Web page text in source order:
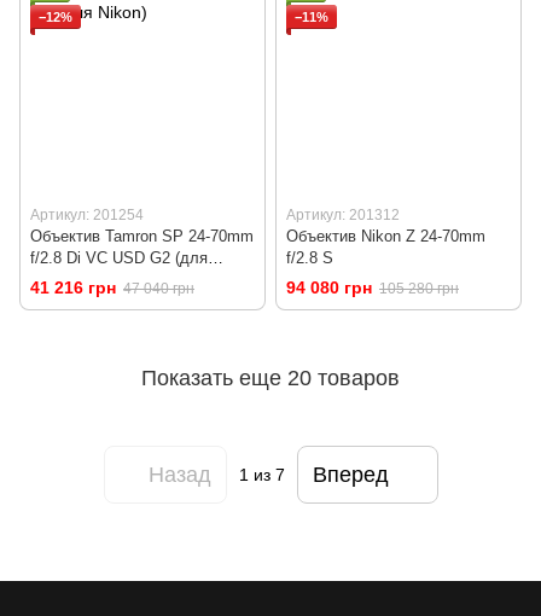
−12%
Артикул: 201254
Объектив Tamron SP 24-70mm
f/2.8 Di VC USD G2 (для
Nikon)
41 216 грн 47 040 грн
−11%
Артикул: 201312
Объектив Nikon Z 24-70mm
f/2.8 S
94 080 грн 105 280 грн
Показать еще 20 товаров
Назад 1из 7 Вперед